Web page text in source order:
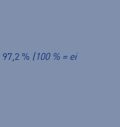
97,2 % (100 % = ei